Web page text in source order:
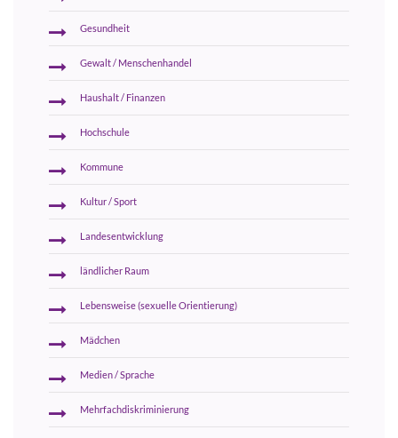
Gesundheit
Gewalt / Menschenhandel
Haushalt / Finanzen
Hochschule
Kommune
Kultur / Sport
Landesentwicklung
ländlicher Raum
Lebensweise (sexuelle Orientierung)
Mädchen
Medien / Sprache
Mehrfachdiskriminierung